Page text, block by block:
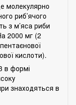
молекулярно
риб’ячого
з м’яса риби
2000 мг (2
кислоти).
в формі
знаходяться в